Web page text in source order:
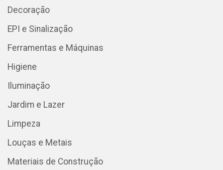
Decoração
EPI e Sinalização
Ferramentas e Máquinas
Higiene
Iluminação
Jardim e Lazer
Limpeza
Louças e Metais
Materiais de Construção